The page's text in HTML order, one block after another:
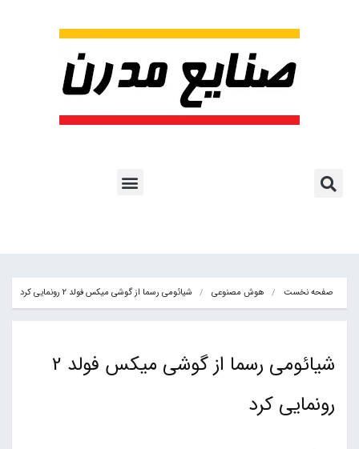
صفحه نخست هوش مصنوعی شیائومی رسما از گوشی میکس فولد 2 رونمایی کرد
شیائومی رسما از گوشی میکس فولد 2
رونمایی کرد